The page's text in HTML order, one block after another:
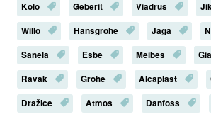
Kolo
Geberit Viadrus
Willo
Hansgrohe Jaga
Sanela
Esbe Meibes
Ravak
Grohe Alcaplast
Dražice
Atmos Danfoss